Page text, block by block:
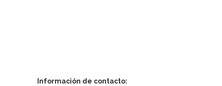
Información de contacto: